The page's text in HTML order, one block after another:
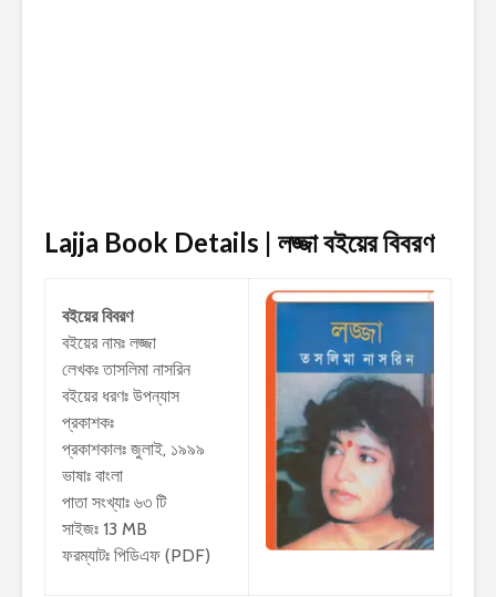
Lajja Book Details | লজ্জাবইয়ের বিবরণ
বইয়ের বিবরণ
বইয়ের নামঃ লজ্জা
লেখকঃতাসলিমা নাসরিন
বইয়ের ধরণঃ উপন্যাস
প্রকাশকঃ
প্রকাশকালঃ জুলাই, ১৯৯৯
ভাষাঃ বাংলা
পাতা সংখ্যাঃ ৬৩ টি
সাইজঃ 13 MB
ফরম্যাটঃ পিডিএফ (PDF)